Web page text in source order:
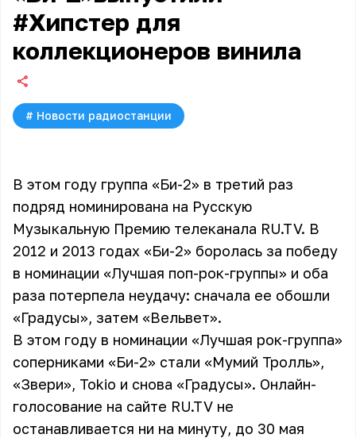
#Хипстер для
коллекционеров винила
# Новости радиостанции
В этом году группа «Би-2» в третий раз
подряд номинирована на Русскую
Музыкальную Премию телеканала RU.TV. В
2012 и 2013 годах «Би-2» боролась за победу
в номинации «Лучшая поп-рок-группы» и оба
раза потерпела неудачу: сначала ее обошли
«Градусы», затем «Вельвет».
В этом году в номинации «Лучшая рок-группа»
соперниками «Би-2» стали «Мумий Тролль»,
«Звери», Tokio и снова «Градусы». Онлайн-
голосование на сайте RU.TV не
останавливается ни на минуту, до 30 мая